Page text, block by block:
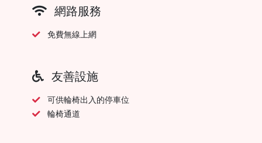
網路服務
免費無線上網
友善設施
可供輪椅出入的停車位
輪椅通道